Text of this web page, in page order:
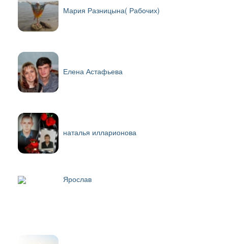
Мария Разницына( Рабочих)
Елена Астафьева
наталья илларионова
Ярослав